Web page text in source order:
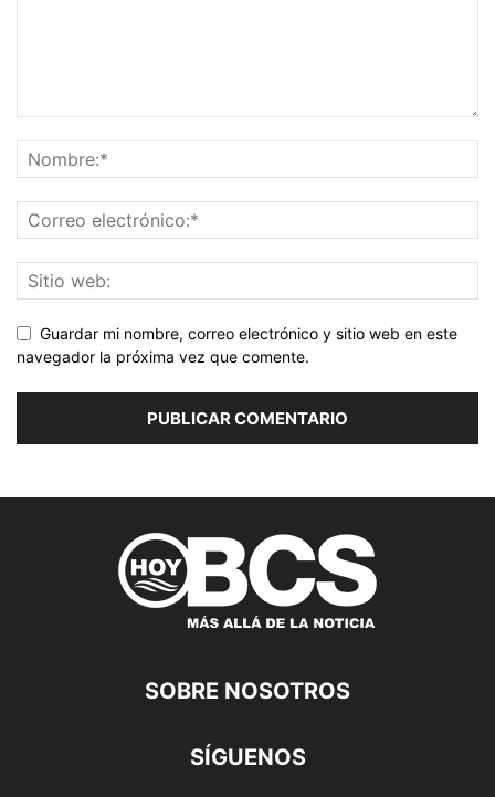
Guardar mi nombre, correo electrónico y sitio web en este
navegador la próxima vez que comente.
SOBRE NOSOTROS
SÍGUENOS